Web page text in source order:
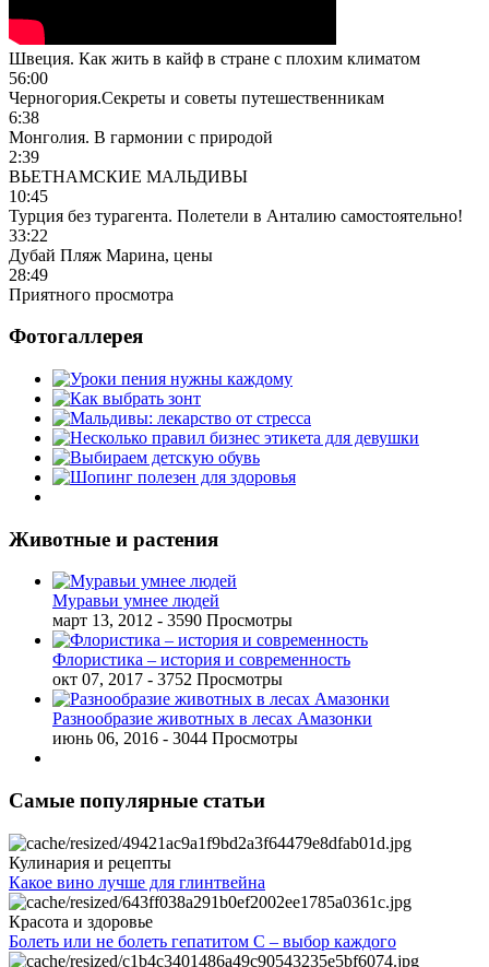
Швеция. Как жить в кайф в стране с плохим климатом
56:00
Черногория.Секреты и советы путешественникам
6:38
Монголия. В гармонии с природой
2:39
ВЬЕТНАМСКИЕ МАЛЬДИВЫ
10:45
Турция без турагента. Полетели в Анталию самостоятельно!
33:22
Дубай Пляж Марина, цены
28:49
Приятного просмотра
Фотогаллерея
Животные и растения
Муравьи умнее людей
март 13, 2012 - 3590 Просмотры
Флористика – история и современность
окт 07, 2017 - 3752 Просмотры
Разнообразие животных в лесах Амазонки
июнь 06, 2016 - 3044 Просмотры
Самые популярные статьи
Кулинария и рецепты
Какое вино лучше для глинтвейна
Красота и здоровье
Болеть или не болеть гепатитом С – выбор каждого